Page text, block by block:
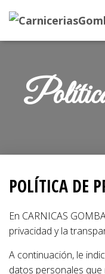
POLÍTICA DE
En CARNICAS
privacidad y la
A continuación, le
datos personales